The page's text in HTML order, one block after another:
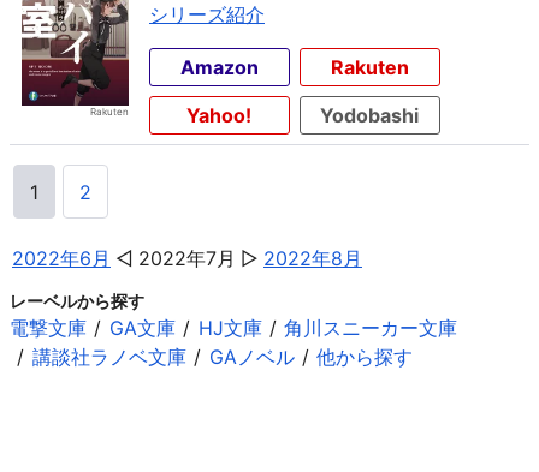
シリーズ紹介
Amazon
Rakuten
Yahoo!
Yodobashi
1 2
2022年6月 2022年7月 2022年8月
レーベルから探す
電撃文庫 GA文庫 HJ文庫
角川スニーカー文庫
講談社ラノベ文庫
GAノベル 他から探す